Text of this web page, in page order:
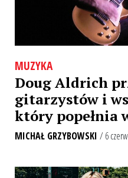
MUZYKA
Doug Aldrich
gitarzystów i
który popełnia
MICHAŁ GRZYBOWSKI / 6